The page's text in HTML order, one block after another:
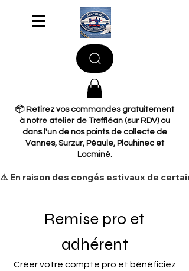
📦 Retirez vos commandes gratuitement
à notre atelier de Treffléan (sur RDV) ou
dans l'un de nos points de collecte de
Vannes, Surzur, Péaule, Plouhinec et
Locminé.
​⚠️ En raison des congés estivaux de
Remise pro et
adhérent
Créer votre compte pro et bénéficiez